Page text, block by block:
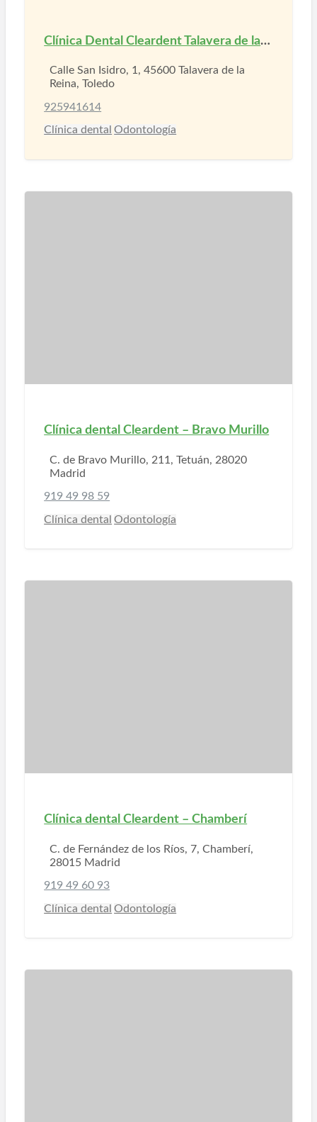
Clínica Dental Cleardent Talavera de la Reina
Calle San Isidro, 1, 45600 Talavera de la
Reina, Toledo
925941614
Clínica dental Odontología
Clínica dental Cleardent – Bravo Murillo
C. de Bravo Murillo, 211, Tetuán, 28020
Madrid
919 49 98 59
Clínica dental Odontología
Clínica dental Cleardent – Chamberí
C. de Fernández de los Ríos, 7, Chamberí,
28015 Madrid
919 49 60 93
Clínica dental Odontología